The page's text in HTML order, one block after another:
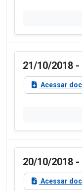
21/10/2018 -
Acessar
20/10/2018 -
Acessar